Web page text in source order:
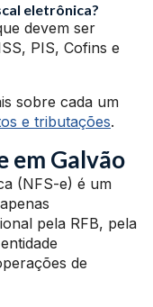
eletrônica?
devem ser
PIS, Cofins e
sobre cada um
e tributações.
em Galvão
(NFS-e) é um
pela RFB, pela
de